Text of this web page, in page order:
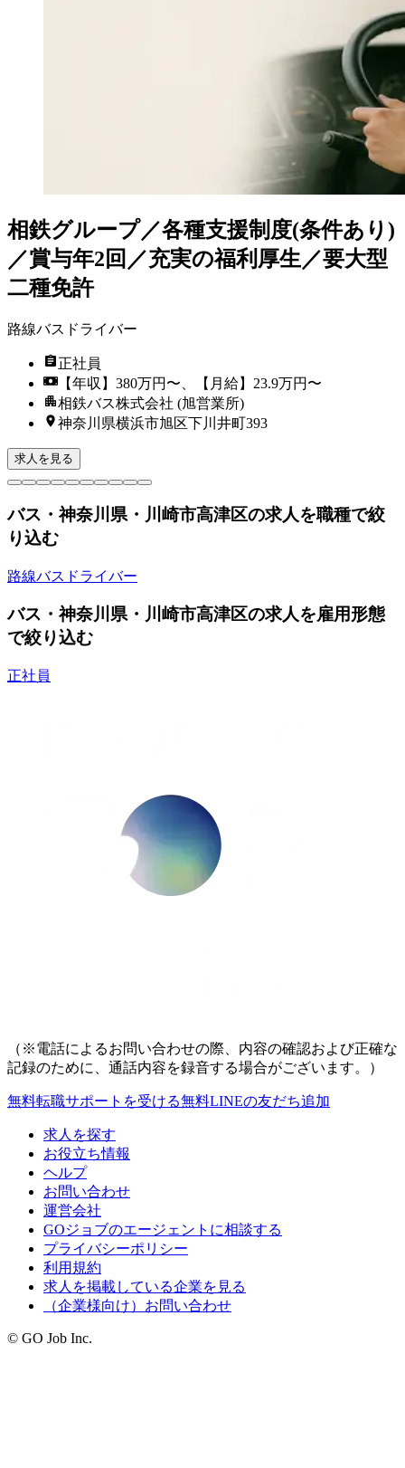
相鉄グループ／各種支援制度(条件あり)
／賞与年2回／充実の福利厚生／要大型
二種免許
路線バスドライバー
正社員
【年収】380万円〜、【月給】23.9万円〜
相鉄バス株式会社 (旭営業所)
神奈川県横浜市旭区下川井町393
求人を見る
バス・神奈川県・川崎市高津区の求人を職種で絞
り込む
路線バスドライバー
バス・神奈川県・川崎市高津区の求人を雇用形態
で絞り込む
正社員
（※電話によるお問い合わせの際、内容の確認および正確な
記録のために、通話内容を録音する場合がございます。）
無料転職サポートを受ける無料LINEの友だち追加
求人を探す
お役立ち情報
ヘルプ
お問い合わせ
運営会社
GOジョブのエージェントに相談する
プライバシーポリシー
利用規約
求人を掲載している企業を見る
（企業様向け）お問い合わせ
© GO Job Inc.